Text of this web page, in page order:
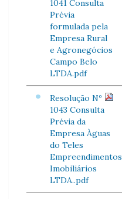
1041 Consulta
Prévia
formulada pela
Empresa Rural
e Agronegócios
Campo Belo
LTDA.pdf
Resolução Nº
1043 Consulta
Prévia da
Empresa Àguas
do Teles
Empreendimentos
Imobiliários
LTDA..pdf